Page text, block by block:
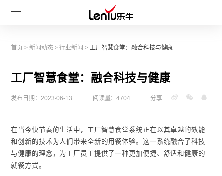
首页 >新闻动态 >行业新闻 > 工厂智慧食堂：融合科技与健康
工厂智慧食堂：融合科技与健康
发布日期：2023-06-13 阅读量：4704 分享
在当今快节奏的生活中，工厂智慧食堂系统正在以其卓越的效能
和创新的技术为人们带来全新的用餐体验。这一系统融合了科技
与健康的理念，为工厂员工提供了一种更加便捷、舒适和健康的
就餐方式。